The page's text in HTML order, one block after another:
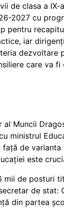
de clasa a IX-
2027 cu
pentru
iar
dezvoltare
care va fi
al Muncii
ministrul
de varianta
este
mii de posturi
de stat:
din partea